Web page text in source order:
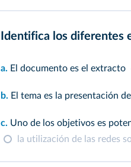
Identifica los diferentes
a. El documento es el extracto
b. El tema es la presentación de
c. Uno de los objetivos es
la utilización de las redes